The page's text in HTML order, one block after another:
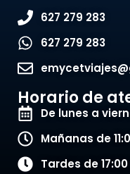
627 279 283
627 279 283
Horario de
De lunes a
Mañanas de
Tardes de